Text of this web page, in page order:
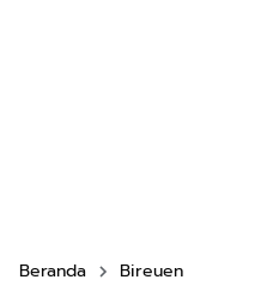
Beranda Bireuen